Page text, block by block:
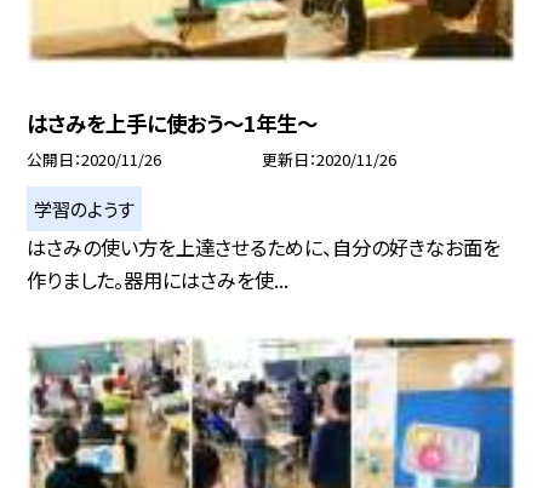
はさみを上手に使おう〜1年生〜
公開日 2020/11/26 更新日 2020/11/26
学習のようす
はさみの使い方を上達させるために、自分の好きなお面を
作りました。器用にはさみを使...